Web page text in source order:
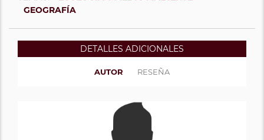
GEOGRAFÍA
DETALLES ADICIONALES
AUTOR RESEÑA